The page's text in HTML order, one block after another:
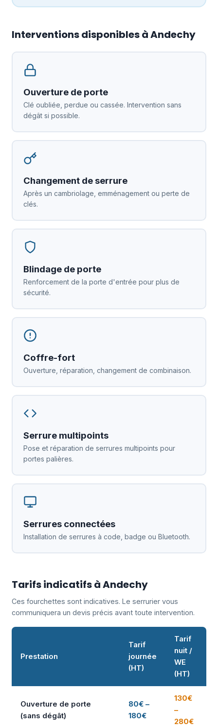
Interventions disponibles à Andechy
Ouverture de porte
Clé oubliée, perdue ou cassée. Intervention sans
dégât si possible.
Changement de serrure
Après un cambriolage, emménagement ou perte de
clés.
Blindage de porte
Renforcement de la porte d'entrée pour plus de
sécurité.
Coffre-fort
Ouverture, réparation, changement de combinaison.
Serrure multipoints
Pose et réparation de serrures multipoints pour
portes palières.
Serrures connectées
Installation de serrures à code, badge ou Bluetooth.
Tarifs indicatifs à Andechy
Ces fourchettes sont indicatives. Le serrurier vous
communiquera un devis précis avant toute intervention.
Prestation
Tarif
journée
(HT)
Tarif
nuit /
WE
(HT)
Ouverture de porte
(sans dégât)
80€ –
180€
130€
–
280€